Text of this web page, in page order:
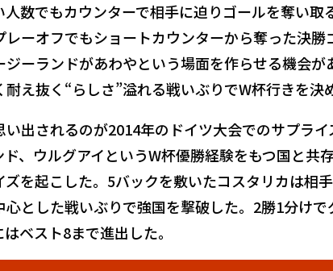
人数でもカウンターで相手に迫りゴールを奪い取
レーオフでもショートカウンターから奪った決
ジーランドがあわやという場面を作らせる機会が
え抜く“らしさ”溢れる戦いぶりでW杯行きを決
い出されるのが2014年のドイツ大会でのサプライ
ド、ウルグアイというW杯優勝経験をもつ国と共
を起こした。5バックを敷いたコスタリカは相
心とした戦いぶりで強国を撃破した。2勝1分け
ベスト8まで進出した。